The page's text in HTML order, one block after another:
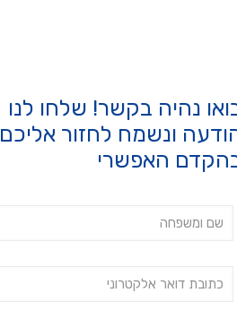
נהיה בקשר! שלחו לנו
ונשמח לחזור אליכם
האפשרי